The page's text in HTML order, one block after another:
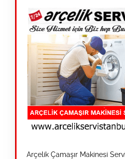
Arçelik Çamaşır Makinesi